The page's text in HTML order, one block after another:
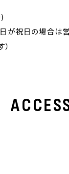
が祝日の場合は